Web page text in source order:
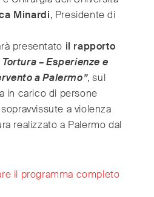
Minardi, Presidente di
presentato il rapporto
– Esperienze e
a Palermo”, sul
in carico di persone
a violenza
realizzato a Palermo dal
il programma completo